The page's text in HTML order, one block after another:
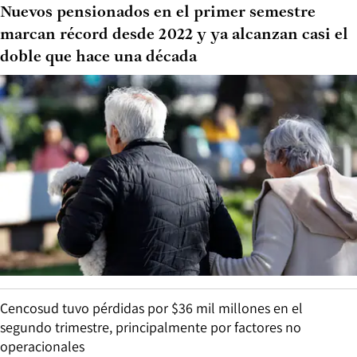
Nuevos pensionados en el primer semestre
marcan récord desde 2022 y ya alcanzan casi el
doble que hace una década
Cencosud tuvo pérdidas por $36 mil millones en el
segundo trimestre, principalmente por factores no
operacionales